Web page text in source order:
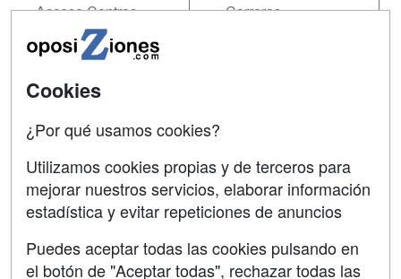
Acceso Centros
Carreras
Contactar
Copyleft
Cookies
¿Por qué usamos cookies?
Utilizamos cookies propias y de terceros para
mejorar nuestros servicios, elaborar información
estadística y evitar repeticiones de anuncios
Puedes aceptar todas las cookies pulsando en
el botón de "Aceptar todas", rechazar todas las